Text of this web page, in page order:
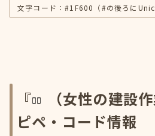
文字コード：#1F600（#の後ろに
『
（女性の建設
ピペ・コード情報